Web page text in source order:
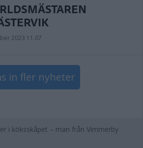
2023 11.07
in fler nyheter
i köksskåpet – man från Vimmerby